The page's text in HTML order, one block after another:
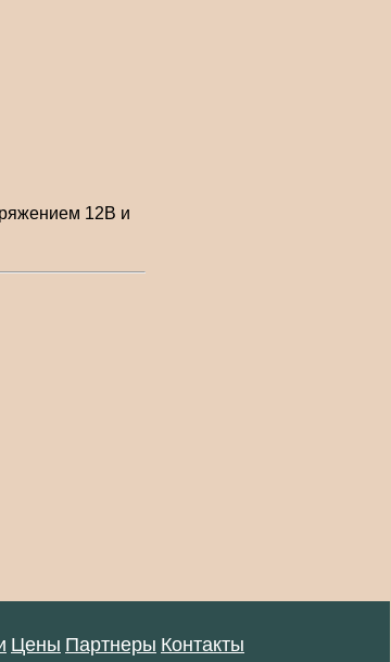
12В и
Цены Партнеры Контакты